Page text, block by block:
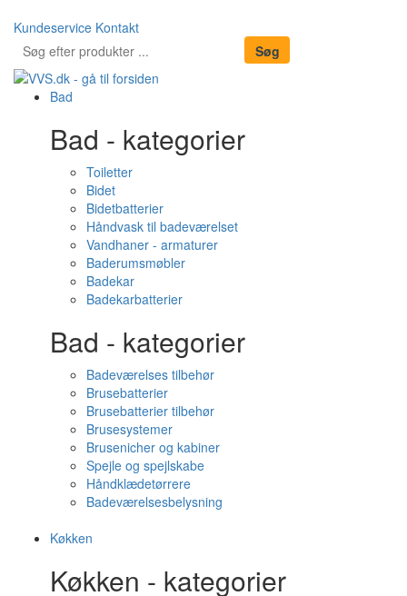
Kundeservice Kontakt
Bad
Bad - kategorier
Toiletter
Bidet
Bidetbatterier
Håndvask til badeværelset
Vandhaner - armaturer
Baderumsmøbler
Badekar
Badekarbatterier
Bad - kategorier
Badeværelses tilbehør
Brusebatterier
Brusebatterier tilbehør
Brusesystemer
Brusenicher og kabiner
Spejle og spejlskabe
Håndklædetørrere
Badeværelsesbelysning
Køkken
Køkken - kategorier